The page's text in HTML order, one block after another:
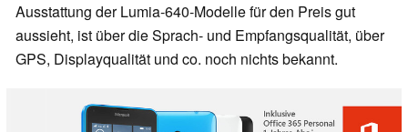
Ausstattung der Lumia-640-Modelle für den Preis gut
aussieht, ist über die Sprach- und Empfangsqualität, über
GPS, Displayqualität und co. noch nichts bekannt.